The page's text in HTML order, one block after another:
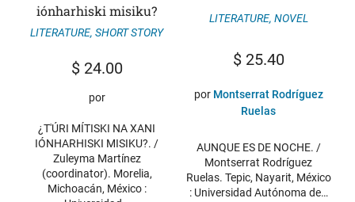
iónharhiski misiku?
LITERATURE, SHORT STORY
$24.00
por
¿T'ÚRI MÍTISKI NA XANI
IÓNHARHISKI MISIKU?. /
Zuleyma Martínez
(coordinator). Morelia,
Michoacán, México :
LITERATURE, NOVEL
$25.40
por Montserrat Rodríguez
Ruelas
AUNQUE ES DE NOCHE. /
Montserrat Rodríguez
Ruelas. Tepic, Nayarit, México
: Universidad Autónoma de…